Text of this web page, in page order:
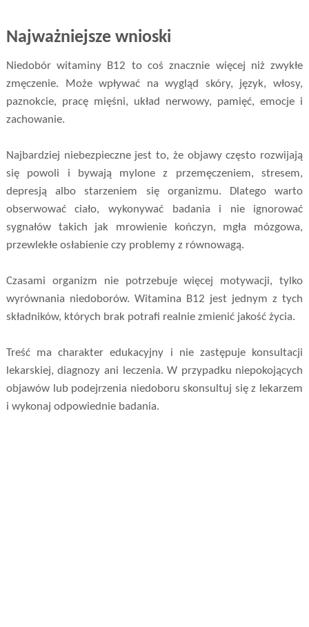
Najważniejsze wnioski
Niedobór witaminy B12 to coś znacznie więcej niż zwykłe
zmęczenie. Może wpływać na wygląd skóry, język, włosy,
paznokcie, pracę mięśni, układ nerwowy, pamięć, emocje i
zachowanie.
Najbardziej niebezpieczne jest to, że objawy często rozwijają
się powoli i bywają mylone z przemęczeniem, stresem,
depresją albo starzeniem się organizmu. Dlatego warto
obserwować ciało, wykonywać badania i nie ignorować
sygnałów takich jak mrowienie kończyn, mgła mózgowa,
przewlekłe osłabienie czy problemy z równowagą.
Czasami organizm nie potrzebuje więcej motywacji, tylko
wyrównania niedoborów. Witamina B12 jest jednym z tych
składników, których brak potrafi realnie zmienić jakość życia.
Treść ma charakter edukacyjny i nie zastępuje konsultacji
lekarskiej, diagnozy ani leczenia. W przypadku niepokojących
objawów lub podejrzenia niedoboru skonsultuj się z lekarzem
i wykonaj odpowiednie badania.